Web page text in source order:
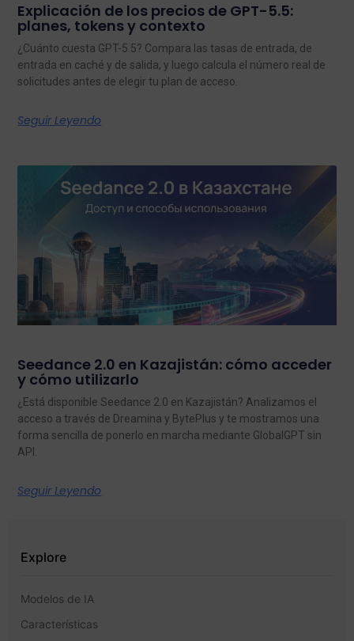
Explicación de los precios de GPT-5.5:
planes, tokens y contexto
¿Cuánto cuesta GPT-5.5? Compara las tasas de entrada, de
entrada en caché y de salida, y luego calcula el número real de
solicitudes antes de elegir tu plan de acceso.
Seguir Leyendo
Seedance 2.0 en Kazajistán: cómo acceder
y cómo utilizarlo
¿Está disponible Seedance 2.0 en Kazajistán? Analizamos el
acceso a través de Dreamina y BytePlus y te mostramos una
forma sencilla de ponerlo en marcha mediante GlobalGPT sin
API.
Seguir Leyendo
Explore
Modelos de IA
Características